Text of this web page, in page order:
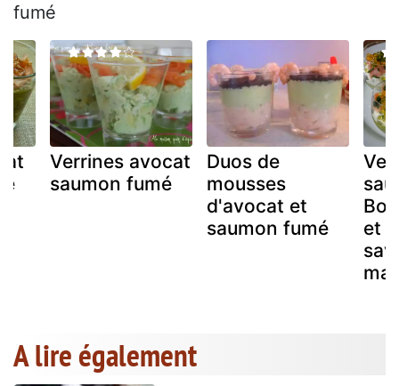
fumé
Verrines avocat
saumon fumé
Duos de
mousses
d'avocat et
saumon fumé
et
A lire également